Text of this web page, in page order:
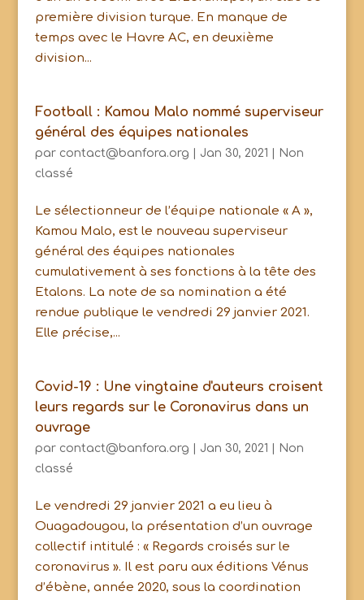
première division turque. En manque de
temps avec le Havre AC, en deuxième
division...
Football : Kamou Malo nommé superviseur
général des équipes nationales
par contact@banfora.org Jan 30, 2021
Non
classé
Le sélectionneur de l’équipe nationale « A »,
Kamou Malo, est le nouveau superviseur
général des équipes nationales
cumulativement à ses fonctions à la tête des
Etalons. La note de sa nomination a été
rendue publique le vendredi 29 janvier 2021.
Elle précise,...
Covid-19 : Une vingtaine d'auteurs croisent
leurs regards sur le Coronavirus dans un
ouvrage
par contact@banfora.org Jan 30, 2021
Non
classé
Le vendredi 29 janvier 2021 a eu lieu à
Ouagadougou, la présentation d’un ouvrage
collectif intitulé : « Regards croisés sur le
coronavirus ». Il est paru aux éditions Vénus
d’ébène, année 2020, sous la coordination